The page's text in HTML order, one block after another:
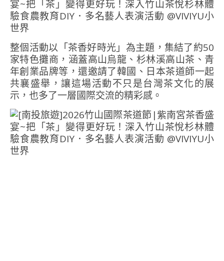
整個活動以「茶香好時光」為主題，集結了約50
家特色攤商，涵蓋高山烏龍、杉林溪高山茶、青
年創業品牌等，還邀請了韓國、日本茶道師一起
共襄盛舉，讓這場活動不只是台灣茶文化的展
示，也多了一層國際交流的精彩感。